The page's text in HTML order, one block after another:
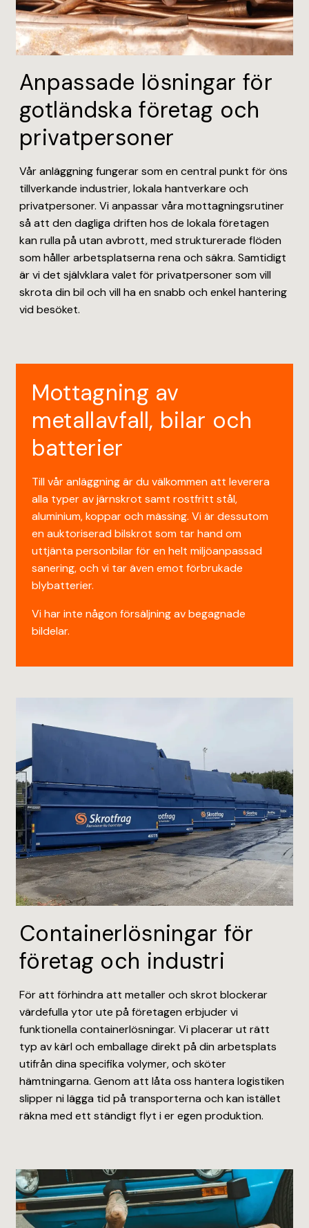
Anpassade lösningar för
gotländska företag och
privatpersoner
Vår anläggning fungerar som en central punkt för öns
tillverkande industrier, lokala hantverkare och
privatpersoner. Vi anpassar våra mottagningsrutiner
så att den dagliga driften hos de lokala företagen
kan rulla på utan avbrott, med strukturerade flöden
som håller arbetsplatserna rena och säkra. Samtidigt
är vi det självklara valet för privatpersoner som vill
skrota din bil och vill ha en snabb och enkel hantering
vid besöket.
Mottagning av
metallavfall, bilar och
batterier
Till vår anläggning är du välkommen att leverera
alla typer av järnskrot samt rostfritt stål,
aluminium, koppar och mässing. Vi är dessutom
en auktoriserad bilskrot som tar hand om
uttjänta personbilar för en helt miljöanpassad
sanering, och vi tar även emot förbrukade
blybatterier.
Vi har inte någon försäljning av begagnade
bildelar.
Containerlösningar för
företag och industri
För att förhindra att metaller och skrot blockerar
värdefulla ytor ute på företagen erbjuder vi
funktionella containerlösningar. Vi placerar ut rätt
typ av kärl och emballage direkt på din arbetsplats
utifrån dina specifika volymer, och sköter
hämtningarna. Genom att låta oss hantera logistiken
slipper ni lägga tid på transporterna och kan istället
räkna med ett ständigt flyt i er egen produktion.